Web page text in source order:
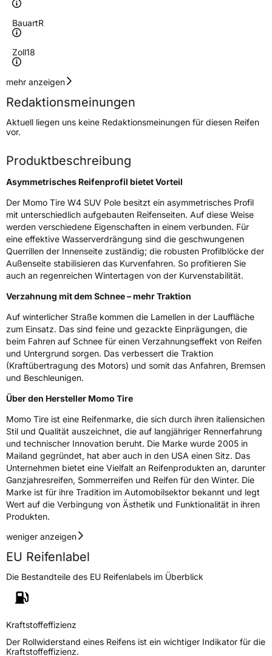
BauartR
Zoll18
Geschwindigkeitsindex
Höchstgeschwindigkeit
210 km/h
Lastindex107
Höchstlast975 kg
Generelle Merkmale
FahrzeugtypSUV
VerwendungWinterreifen
Modellname W4 SUV Pole
FahrzeugartPKW & SUV
Weitere Eigenschaften
SchlauchtypTL
ZustandNeureifen
M+SJa
VerstärktXL
FelgenschutzMFS
EU Label
Effizienz D
Nasshaftung
Rollgeräusch (dB)72
Fahrzeugklasse
3PMSF / Schneeflockensymbol / Alpine-Symbol
EisgripNein
mehr anzeigen
Redaktionsmeinungen
Aktuell liegen uns keine Redaktionsmeinungen für diesen Reifen
vor.
Produktbeschreibung
Asymmetrisches Reifenprofil bietet Vorteil
Der Momo Tire W4 SUV Pole besitzt ein asymmetrisches Profil
mit unterschiedlich aufgebauten Reifenseiten. Auf diese Weise
werden verschiedene Eigenschaften in einem verbunden. Für
eine effektive Wasserverdrängung sind die geschwungenen
Querrillen der Innenseite zuständig; die robusten Profilblöcke der
Außenseite stabilisieren das Kurvenfahren. So profitieren Sie
auch an regenreichen Wintertagen von der Kurvenstabilität.
Verzahnung mit dem Schnee – mehr Traktion
Auf winterlicher Straße kommen die Lamellen in der Lauffläche
zum Einsatz. Das sind feine und gezackte Einprägungen, die
beim Fahren auf Schnee für einen Verzahnungseffekt von Reifen
und Untergrund sorgen. Das verbessert die Traktion
(Kraftübertragung des Motors) und somit das Anfahren, Bremsen
und Beschleunigen.
Über den Hersteller Momo Tire
Momo Tire ist eine Reifenmarke, die sich durch ihren italiensichen
Stil und Qualität auszeichnet, die auf langjähriger Rennerfahrung
und technischer Innovation beruht. Die Marke wurde 2005 in
Mailand gegründet, hat aber auch in den USA einen Sitz. Das
Unternehmen bietet eine Vielfalt an Reifenprodukten an, darunter
Ganzjahresreifen, Sommerreifen und Reifen für den Winter. Die
Marke ist für ihre Tradition im Automobilsektor bekannt und legt
Wert auf die Verbingung von Ästhetik und Funktionalität in ihren
Produkten.
weniger anzeigen
EU Reifenlabel
Die Bestandteile des EU Reifenlabels im Überblick
Kraftstoffeffizienz
Der Rollwiderstand eines Reifens ist ein wichtiger Indikator für die
Kraftstoffeffizienz.